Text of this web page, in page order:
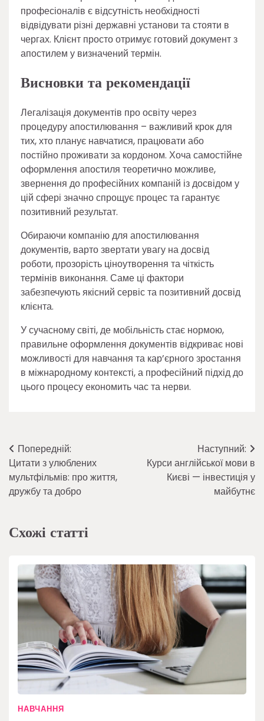
професіоналів є відсутність необхідності
відвідувати різні державні установи та стояти в
чергах. Клієнт просто отримує готовий документ з
апостилем у визначений термін.
Висновки та рекомендації
Легалізація документів про освіту через
процедуру апостилювання – важливий крок для
тих, хто планує навчатися, працювати або
постійно проживати за кордоном. Хоча самостійне
оформлення апостиля теоретично можливе,
звернення до професійних компаній із досвідом у
цій сфері значно спрощує процес та гарантує
позитивний результат.
Обираючи компанію для апостилювання
документів, варто звертати увагу на досвід
роботи, прозорість ціноутворення та чіткість
термінів виконання. Саме ці фактори
забезпечують якісний сервіс та позитивний досвід
клієнта.
У сучасному світі, де мобільність стає нормою,
правильне оформлення документів відкриває нові
можливості для навчання та кар’єрного зростання
в міжнародному контексті, а професійний підхід до
цього процесу економить час та нерви.
Навігація
записів
Попередній:
Цитати з улюблених
мультфільмів: про життя,
дружбу та добро
Наступний:
Курси англійської мови в
Києві — інвестиція у
майбутнє
Схожі статті
НАВЧАННЯ